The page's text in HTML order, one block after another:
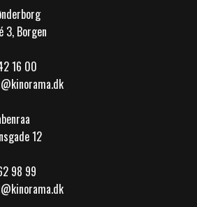
3, Borgen
16 00
12
98 99